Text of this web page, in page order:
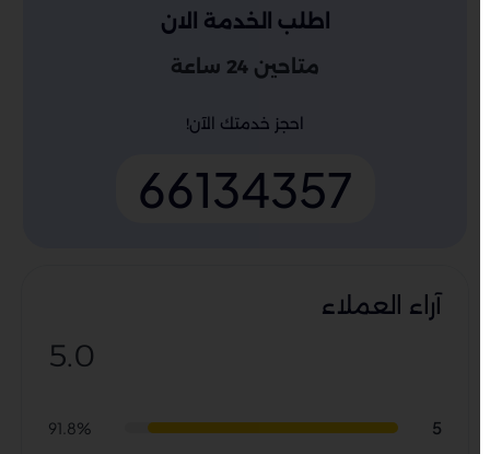
اطلب الخدمة الان
متاحين 24 ساعة
احجز خدمتك الآن!
66134357
آراء العملاء
5.0
91.8%